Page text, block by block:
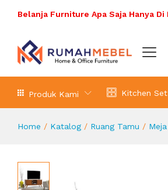
Belanja Furniture Apa Saja Hanya Di
Produk Kami Kitchen Set
Home / Katalog / Ruang Tamu /
Deskripsi Produk